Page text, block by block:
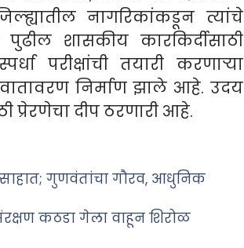
नागरिकांकडून त्यांचे
शासकीय कारकिर्दीसाठी
परीक्षांची तयारी करणाऱ्या
वातावरण निर्माण झाले आहे. उदय
दीप ठरणारी आहे.
गुणवंतांचा गौरव, आधुनिक
कठडा गेला वाहून शिरोळ